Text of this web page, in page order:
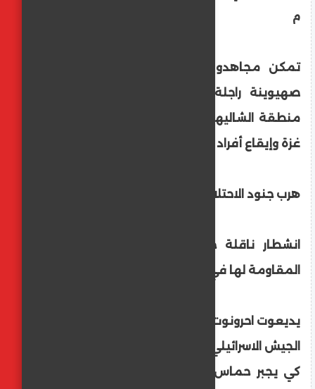
م
تمكن مجاهدو القسام من استهداف قوة
صهيوينة راجلة بعبوة مضادة للأفراد في
منطقة الشاليهات غرب حي تل الهوا بمدينة
غزة وإيقاع أفراد القوة بين قتيل وجريح
هرب جنود الاحتلال وتركوها..
انشطار ناقلة جند إلى نصفين بعد تدمير
المقاومة لها في حي الشجاعية بغزة.
يديعوت احرونوت :
الجيش الاسرائيلي هاجم شمال قطاع غزة بقوة
كي يجبر حماس على الرضوخ وتقديم المزيد